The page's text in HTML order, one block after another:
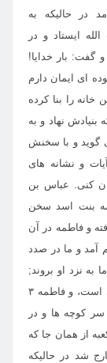
در حاليكه به
ايستاد و در
گفت: بار خدايا!
اى ايمان دارم
خانه را بنا كرده
نهاد و به
گويد و با سخنش
و نشانه هاى
كنى. عباس بن
بنت اسد سخن
و فاطمه در آن
آمد و ما در صدد
به نزد او بروند;
ليكن درب باز نشد و ما دريافتيم كه اين امرى الهى است، و فاطمه ۳
سر كوچه ها و در
پس از ۳ روز، ديوار كعبه از همان جا كه
شد در حاليكه